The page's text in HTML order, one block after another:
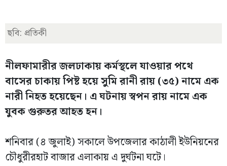
ছবি: প্রতিকী
নীলফামারীর জলঢাকায় কর্মস্থলে যাওয়ার পথে
বাসের চাকায় পিষ্ট হয়ে সুমি রানী রায় (৩৫) নামে এক
নারী নিহত হয়েছেন। এ ঘটনায় স্বপন রায় নামে এক
যুবক গুরুতর আহত হন।
শনিবার (৪ জুলাই) সকালে উপজেলার কাঠালী ইউনিয়নের
চৌধুরীরহাট বাজার এলাকায় এ দুর্ঘটনা ঘটে।